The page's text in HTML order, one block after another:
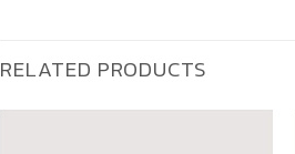
RELATED PRODUCTS